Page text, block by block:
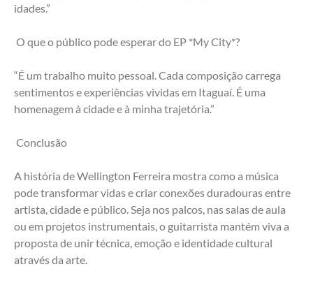
idades.”
O que o público pode esperar do EP *My City*?
“É um trabalho muito pessoal. Cada composição carrega
sentimentos e experiências vividas em Itaguaí. É uma
homenagem à cidade e à minha trajetória.”
Conclusão
A história de Wellington Ferreira mostra como a música
pode transformar vidas e criar conexões duradouras entre
artista, cidade e público. Seja nos palcos, nas salas de aula
ou em projetos instrumentais, o guitarrista mantém viva a
proposta de unir técnica, emoção e identidade cultural
através da arte.